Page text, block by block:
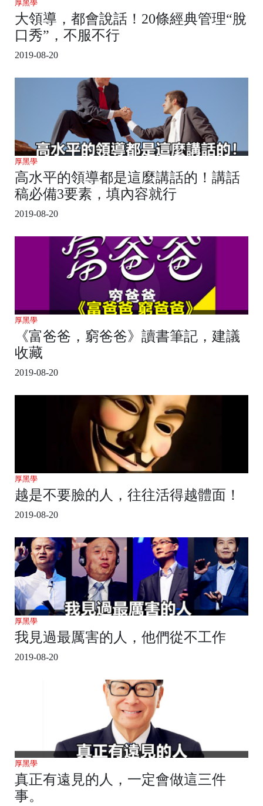
厚黑學
大領導，都會說話！20條經典管理“脫
口秀”，不服不行
2019-08-20
厚黑學
高水平的領導都是這麼講話的！講話
稿必備3要素，填內容就行
2019-08-20
厚黑學
《富爸爸，窮爸爸》讀書筆記，建議
收藏
2019-08-20
厚黑學
越是不要臉的人，往往活得越體面！
2019-08-20
厚黑學
我見過最厲害的人，他們從不工作
2019-08-20
厚黑學
真正有遠見的人，一定會做這三件
事。